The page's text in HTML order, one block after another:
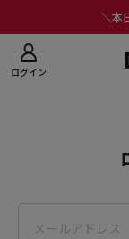
＼本
ログイン